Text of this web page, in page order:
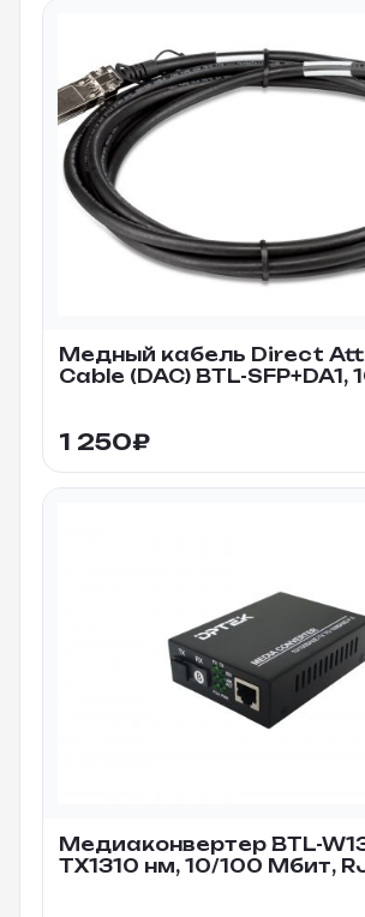
Медный кабель Direct
Cable (DAC) BTL-SFP+DA1,
1 250₽
Медиаконвертер BTL-
TX1310 нм, 10/100 Мбит,